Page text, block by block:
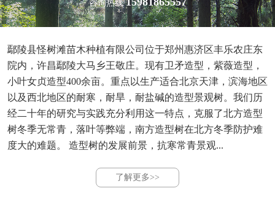
咨询热线
鄢陵县怪树滩苗木种植有限公司位于郑州惠济区丰乐农庄东
院内，许昌鄢陵大马乡王敬庄。现有卫矛造型，紫薇造型，
小叶女贞造型400余亩。重点以生产适合北京天津，滨海地区
以及西北地区的耐寒，耐旱，耐盐碱的造型景观树。我们历
经二十年的研究与实践充分利用这一特点，克服了北方造型
树冬季无常青，落叶等弊端，南方造型树在北方冬季防护难
度大的难题。 造型树的发展前景，抗寒常青景观...
了解更多>>